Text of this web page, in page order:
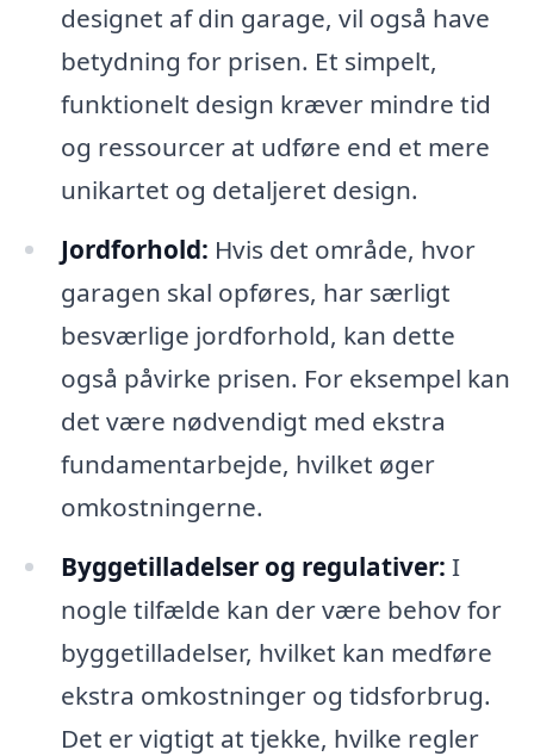
designet af din garage, vil også have
betydning for prisen. Et simpelt,
funktionelt design kræver mindre tid
og ressourcer at udføre end et mere
unikartet og detaljeret design.
Jordforhold: Hvis det område, hvor
garagen skal opføres, har særligt
besværlige jordforhold, kan dette
også påvirke prisen. For eksempel kan
det være nødvendigt med ekstra
fundamentarbejde, hvilket øger
omkostningerne.
Byggetilladelser og regulativer: I
nogle tilfælde kan der være behov for
byggetilladelser, hvilket kan medføre
ekstra omkostninger og tidsforbrug.
Det er vigtigt at tjekke, hvilke regler